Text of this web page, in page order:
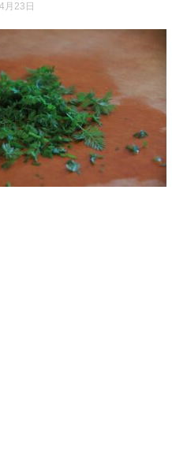
月23日